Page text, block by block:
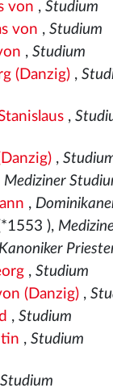
von , Studium
von , Studium
, Studium
(Danzig),
,
,
Mediziner
,
),
Kanoniker
, Studium
(Danzig),
, Studium
, Studium
Studium